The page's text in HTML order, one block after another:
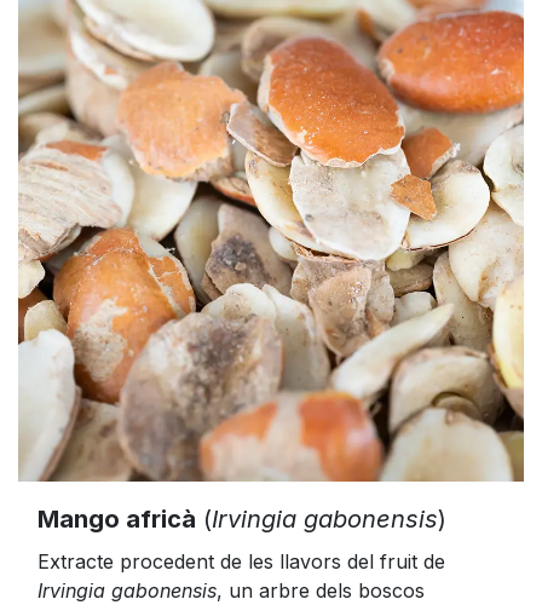
Mango africà (Irvingia gabonensis)
Extracte procedent de les llavors del fruit de
Irvingia gabonensis, un arbre dels boscos